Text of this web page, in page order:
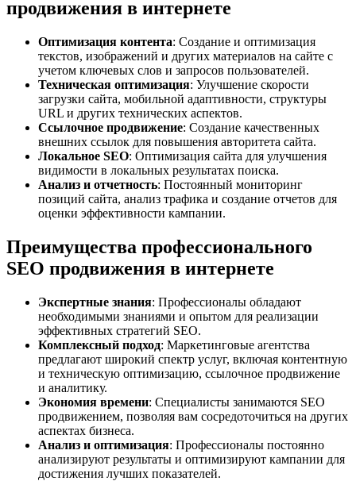
продвижения в интернете
Оптимизация контента: Создание и оптимизация
текстов, изображений и других материалов на сайте с
учетом ключевых слов и запросов пользователей.
Техническая оптимизация: Улучшение скорости
загрузки сайта, мобильной адаптивности, структуры
URL и других технических аспектов.
Ссылочное продвижение: Создание качественных
внешних ссылок для повышения авторитета сайта.
Локальное SEO: Оптимизация сайта для улучшения
видимости в локальных результатах поиска.
Анализ и отчетность: Постоянный мониторинг
позиций сайта, анализ трафика и создание отчетов для
оценки эффективности кампании.
Преимущества профессионального
SEO продвижения в интернете
Экспертные знания: Профессионалы обладают
необходимыми знаниями и опытом для реализации
эффективных стратегий SEO.
Комплексный подход: Маркетинговые агентства
предлагают широкий спектр услуг, включая контентную
и техническую оптимизацию, ссылочное продвижение
и аналитику.
Экономия времени: Специалисты занимаются SEO
продвижением, позволяя вам сосредоточиться на других
аспектах бизнеса.
Анализ и оптимизация: Профессионалы постоянно
анализируют результаты и оптимизируют кампании для
достижения лучших показателей.